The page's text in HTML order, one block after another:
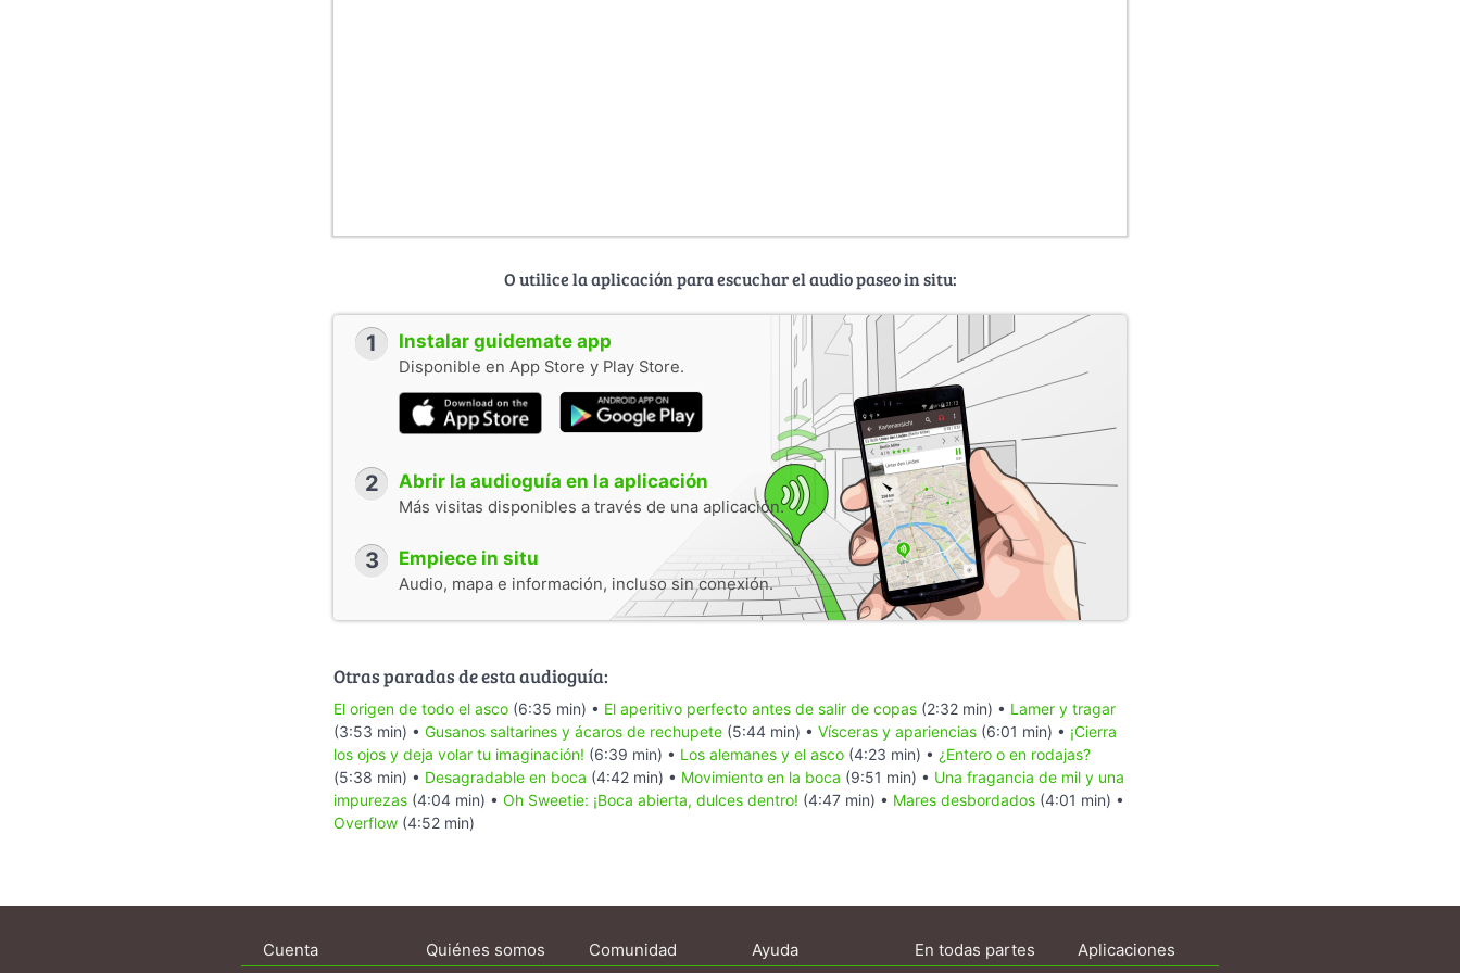
O utilice la aplicación para escuchar el audio paseo in situ:
1 Instalar guidemate app
Disponible en App Store y Play Store.
2 Abrir la audioguía en la aplicación
Más visitas disponibles a través de una aplicación.
3 Empiece in situ
Audio, mapa e información, incluso sin conexión.
Otras paradas de esta audioguía:
El origen de todo el asco (6:35 min) • El aperitivo perfecto antes de salir de copas (2:32 min) • Lamer y tragar
(3:53 min) • Gusanos saltarines y ácaros de rechupete (5:44 min) • Vísceras y apariencias (6:01 min) • ¡Cierra
los ojos y deja volar tu imaginación! (6:39 min) • Los alemanes y el asco (4:23 min) • ¿Entero o en rodajas?
(5:38 min) • Desagradable en boca (4:42 min) • Movimiento en la boca (9:51 min) • Una fragancia de mil y una
impurezas (4:04 min) • Oh Sweetie: ¡Boca abierta, dulces dentro! (4:47 min) • Mares desbordados (4:01 min) •
Overflow (4:52 min)
Cuenta Quiénes somos Comunidad Ayuda En todas partes Aplicaciones